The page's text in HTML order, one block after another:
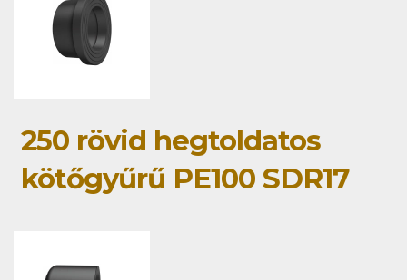
250 rövid hegtoldatos
kötőgyűrű PE100 SDR17